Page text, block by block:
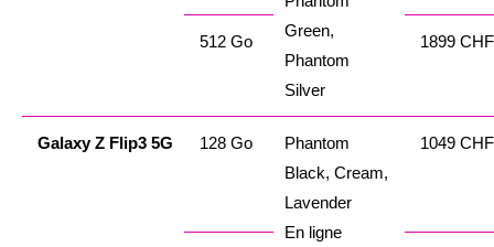
Green,
Phantom
Silver
512 Go 1899 CHF
Galaxy Z Flip3 5G 128 Go
Phantom
Black, Cream,
Lavender
En ligne
1049 CHF